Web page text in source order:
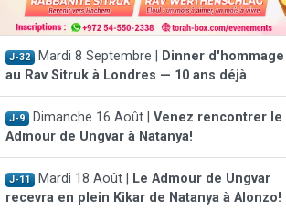
J-32 Mardi 8 Septembre |
Dinner d'hommage
au Rav Sitruk à Londres — 10 ans déjà
J-9 Dimanche 16 Août | Venez rencontrer le
Admour de Ungvar à Natanya!
J-11 Mardi 18 Août |
Le Admour de Ungvar
recevra en plein Kikar de Natanya à Alonzo!